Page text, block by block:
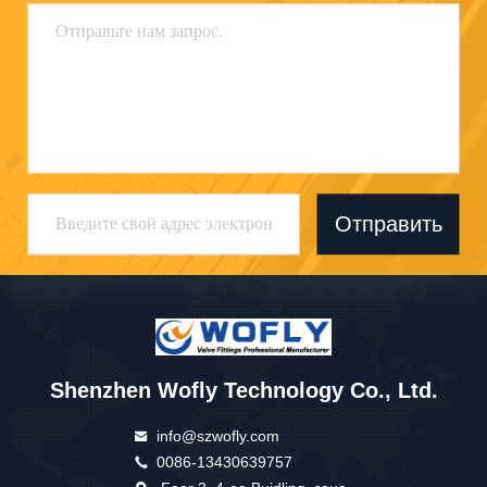
Отправить
Shenzhen Wofly Technology Co., Ltd.
info@szwofly.com
0086-13430639757